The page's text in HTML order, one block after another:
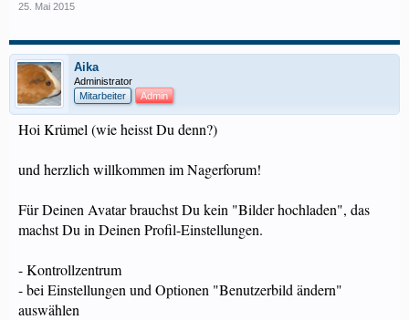
25. Mai 2015
Aika
Administrator
Mitarbeiter
Admin
Hoi Krümel (wie heisst Du denn?)
und herzlich willkommen im Nagerforum!
Für Deinen Avatar brauchst Du kein "Bilder hochladen", das
machst Du in Deinen Profil-Einstellungen.
- Kontrollzentrum
- bei Einstellungen und Optionen "Benutzerbild ändern"
auswählen